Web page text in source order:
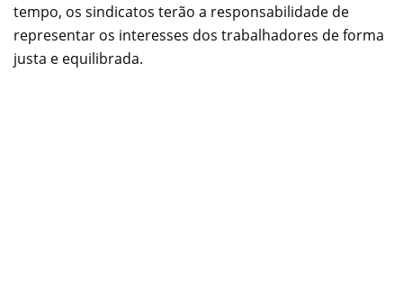
tempo, os sindicatos terão a responsabilidade de
representar os interesses dos trabalhadores de forma
justa e equilibrada.